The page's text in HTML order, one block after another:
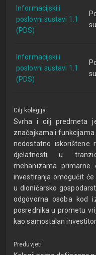
Informacijski i
poslovni sustavi 1.1
(PDS)
Informacijski i
poslovni sustavi 1.1
(PDS)
Cilj kolegija
Svrha i cilj predmeta
značajkama i
nedostatno iskorištene
djelatnosti u
mehanizama primarne
investiranja omogućit će
u dioničarsko
odgovorna osoba kod
posrednika u prometu
kao samostalan
Preduvjeti